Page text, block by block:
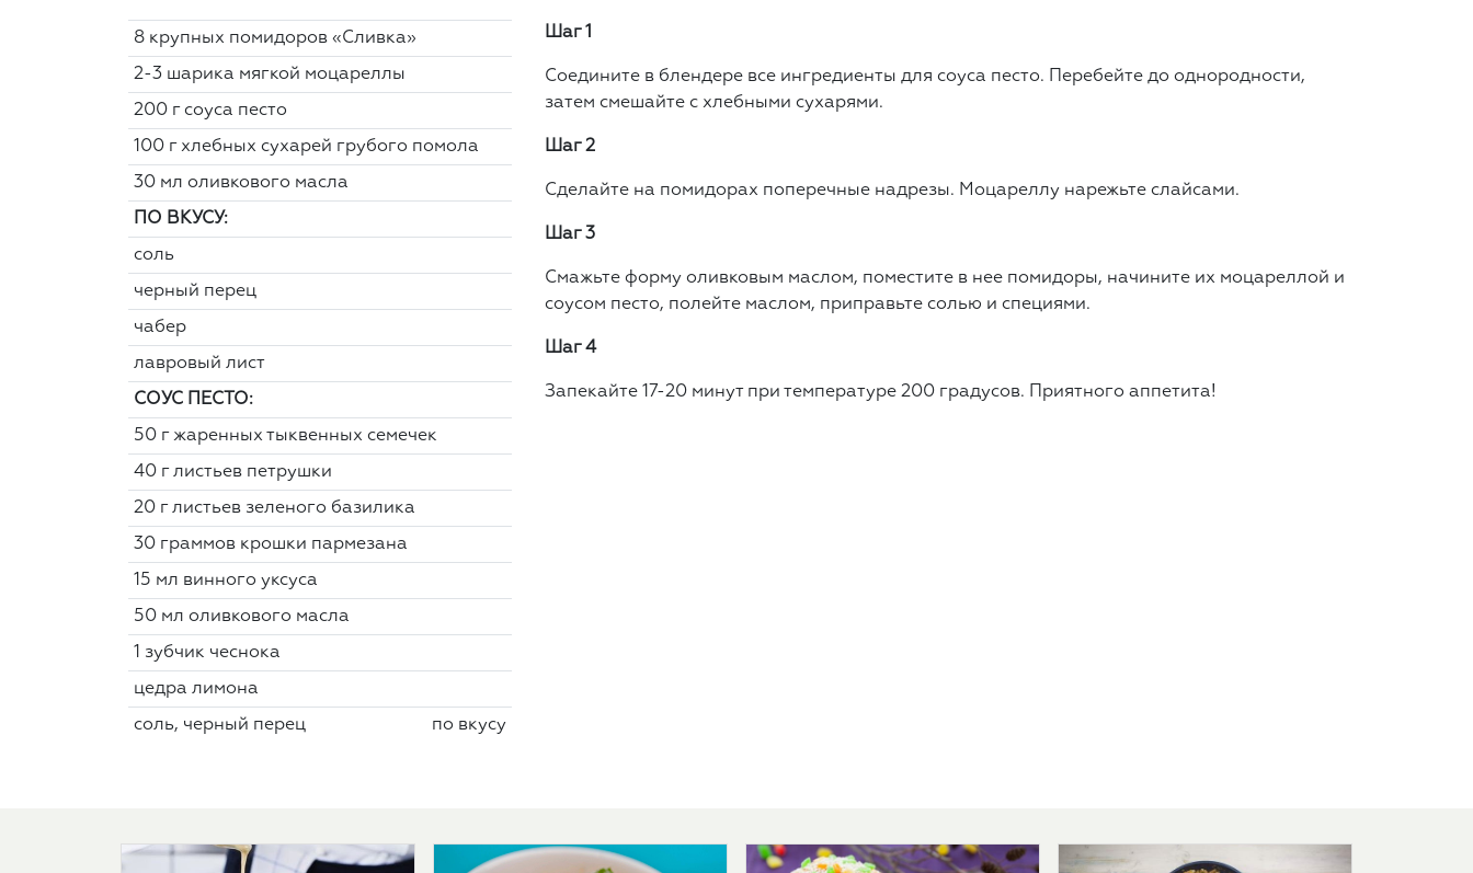
8 крупных помидоров «Сливка»
2-3 шарика мягкой моцареллы
200 г соуса песто
100 г хлебных сухарей грубого помола
30 мл оливкового масла
ПО ВКУСУ:
соль
черный перец
чабер
лавровый лист
СОУС ПЕСТО:
50 г жаренных тыквенных семечек
40 г листьев петрушки
20 г листьев зеленого базилика
30 граммов крошки пармезана
15 мл винного уксуса
50 мл оливкового масла
1 зубчик чеснока
цедра лимона
соль, черный перец по вкусу
Шаг 1
Соедините в блендере все ингредиенты для соуса песто. Перебейте до однородности,
затем смешайте с хлебными сухарями.
Шаг 2
Сделайте на помидорах поперечные надрезы. Моцареллу нарежьте слайсами.
Шаг 3
Смажьте форму оливковым маслом, поместите в нее помидоры, начините их моцареллой и
соусом песто, полейте маслом, приправьте солью и специями.
Шаг 4
Запекайте 17-20 минут при температуре 200 градусов. Приятного аппетита!